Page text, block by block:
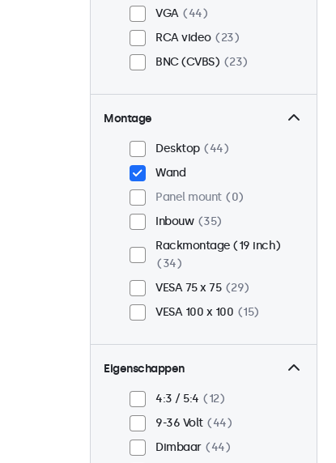
VGA
44
RCA video
23
BNC (CVBS)
23
Montage
Desktop
44
Wand
Panel mount
0
Inbouw
35
Rackmontage (19 inch)
34
VESA 75 x 75
29
VESA 100 x 100
15
Eigenschappen
4:3 / 5:4
12
9-36 Volt
44
Dimbaar
44